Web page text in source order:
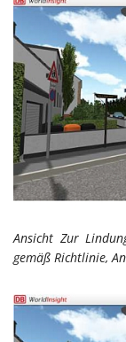
Ansicht Zur
gemäß Richtlinie,